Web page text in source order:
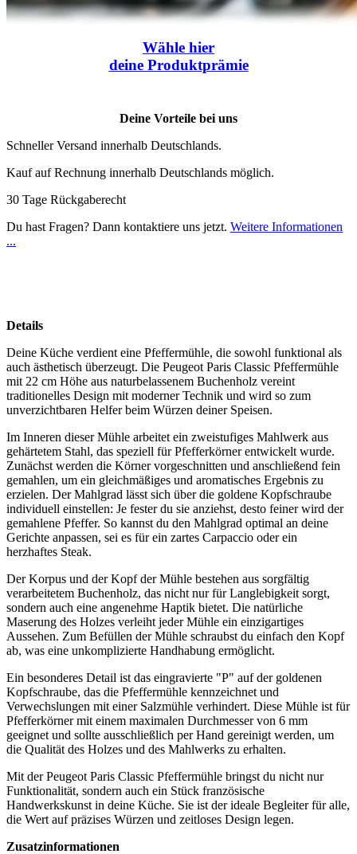
Wähle hier
deine Produktprämie
Deine Vorteile bei uns
Schneller Versand innerhalb Deutschlands.
Kauf auf Rechnung innerhalb Deutschlands möglich.
30 Tage Rückgaberecht
Du hast Fragen? Dann kontaktiere uns jetzt. Weitere Informationen
...
Details
Deine Küche verdient eine Pfeffermühle, die sowohl funktional als
auch ästhetisch überzeugt. Die Peugeot Paris Classic Pfeffermühle
mit 22 cm Höhe aus naturbelassenem Buchenholz vereint
traditionelles Design mit moderner Technik und wird so zum
unverzichtbaren Helfer beim Würzen deiner Speisen.
Im Inneren dieser Mühle arbeitet ein zweistufiges Mahlwerk aus
gehärtetem Stahl, das speziell für Pfefferkörner entwickelt wurde.
Zunächst werden die Körner vorgeschnitten und anschließend fein
gemahlen, um ein gleichmäßiges und aromatisches Ergebnis zu
erzielen. Der Mahlgrad lässt sich über die goldene Kopfschraube
individuell einstellen: Je fester du sie anziehst, desto feiner wird der
gemahlene Pfeffer. So kannst du den Mahlgrad optimal an deine
Gerichte anpassen, sei es für ein zartes Carpaccio oder ein
herzhaftes Steak.
Der Korpus und der Kopf der Mühle bestehen aus sorgfältig
verarbeitetem Buchenholz, das nicht nur für Langlebigkeit sorgt,
sondern auch eine angenehme Haptik bietet. Die natürliche
Maserung des Holzes verleiht jeder Mühle ein einzigartiges
Aussehen. Zum Befüllen der Mühle schraubst du einfach den Kopf
ab, was eine unkomplizierte Handhabung ermöglicht.
Ein besonderes Detail ist das eingravierte "P" auf der goldenen
Kopfschraube, das die Pfeffermühle kennzeichnet und
Verwechslungen mit einer Salzmühle verhindert. Diese Mühle ist für
Pfefferkörner mit einem maximalen Durchmesser von 6 mm
geeignet und sollte ausschließlich per Hand gereinigt werden, um
die Qualität des Holzes und des Mahlwerks zu erhalten.
Mit der Peugeot Paris Classic Pfeffermühle bringst du nicht nur
Funktionalität, sondern auch ein Stück französische
Handwerkskunst in deine Küche. Sie ist der ideale Begleiter für alle,
die Wert auf präzises Würzen und zeitloses Design legen.
Zusatzinformationen